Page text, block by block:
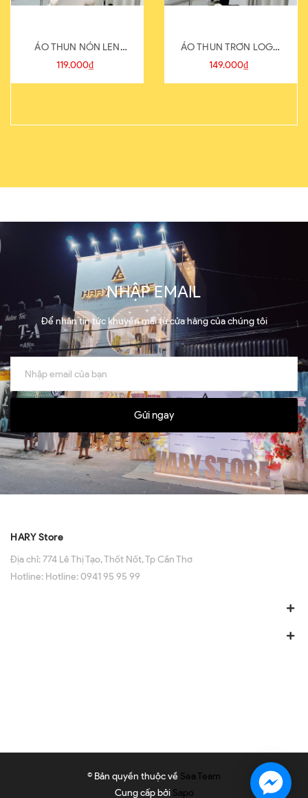
ÁO THUN NÓN LEN
821-1
119.000₫
ÁO THUN TRƠN LOGO
SAU
149.000₫
NHẬP EMAIL
Để nhận tin tức khuyến mãi từ cửa hàng của chúng tôi
Gửi ngay
HARY Store
Địa chỉ:774 Lê Thị Tạo, Thốt Nốt, Tp Cần Thơ
Hotline: Hotline: 0941 95 95 99
© Bản quyền thuộc về Sea Team
Cung cấp bởi Sapo